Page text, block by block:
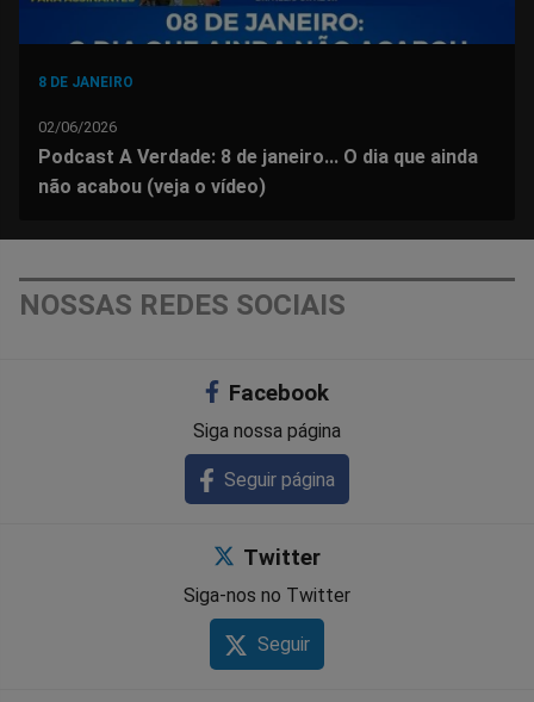
8 DE JANEIRO
02/06/2026
Podcast A Verdade: 8 de janeiro... O dia que ainda
não acabou (veja o vídeo)
NOSSAS REDES SOCIAIS
Facebook
Siga nossa página
Seguir página
Twitter
Siga-nos no Twitter
Seguir